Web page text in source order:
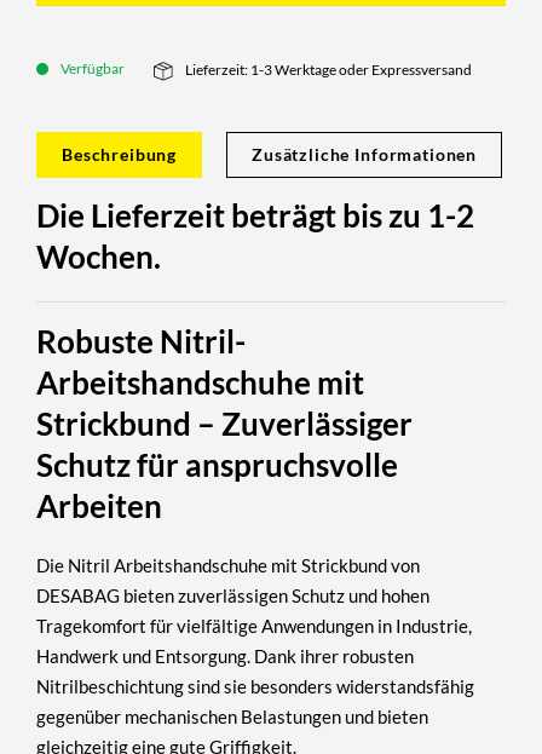
Verfügbar Lieferzeit: 1-3 Werktage oder Expressversand
Beschreibung Zusätzliche Informationen
Die Lieferzeit beträgt bis zu 1-2
Wochen.
Robuste Nitril-
Arbeitshandschuhe mit
Strickbund – Zuverlässiger
Schutz für anspruchsvolle
Arbeiten
Die Nitril Arbeitshandschuhe mit Strickbund von
DESABAG bieten zuverlässigen Schutz und hohen
Tragekomfort für vielfältige Anwendungen in Industrie,
Handwerk und Entsorgung. Dank ihrer robusten
Nitrilbeschichtung sind sie besonders widerstandsfähig
gegenüber mechanischen Belastungen und bieten
gleichzeitig eine gute Griffigkeit.